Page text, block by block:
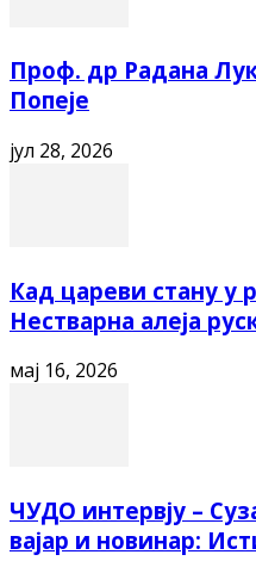
Проф. др Радана
Попеје
јул 28, 2026
Кад цареви стану у
Нестварна алеја
мај 16, 2026
ЧУДО интервју –
вајар и новинар: